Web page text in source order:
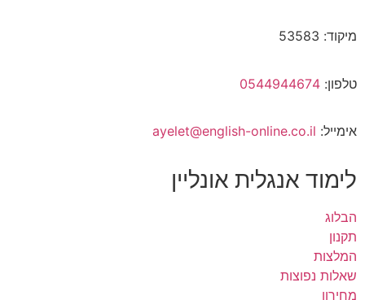
לימוד אנגלית אונליין
הבלוג
תקנון
המלצות
שאלות נפוצות
מחירון
מיקוד: 53583
טלפון: 0544944674
אימייל: ayelet@english-online.co.il